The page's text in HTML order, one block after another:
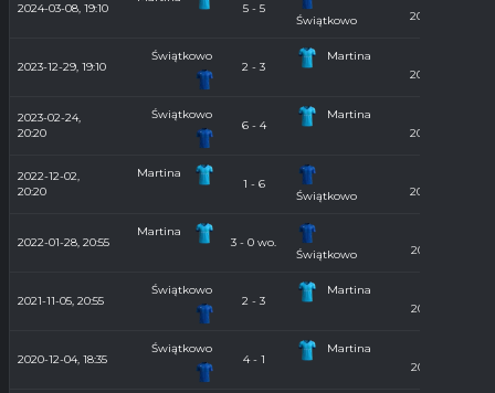
2024-03-08, 19:10 5 - 5
Świątkowo
2023/2024
2023-12-29, 19:10
Świątkowo
2 - 3
Martina
2023/2024
2023-02-24,
20:20
Świątkowo
6 - 4
Martina
2022/2023
2022-12-02,
20:20
Martina
1 - 6
Świątkowo
2022/2023
2022-01-28, 20:55
Martina
3 - 0 wo.
Świątkowo
2021/2022
2021-11-05, 20:55
Świątkowo
2 - 3
Martina
2021/2022
2020-12-04, 18:35
Świątkowo
4 - 1
Martina
2020/2021